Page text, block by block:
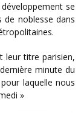
se
noblesse dans
minute du
laquelle nous
»